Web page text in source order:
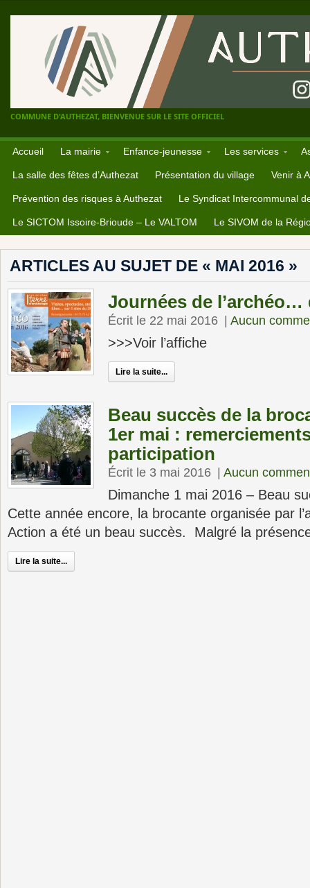
COMMUNE D'AUTHEZAT, BIENVENUE SUR LE SITE OFFICIEL
Accueil La mairie Enfance-jeunesse Les services
La salle des fêtes d’Authezat Présentation du village Venir à
Prévention des risques à Authezat Le Syndicat Intercommunal
Le SICTOM Issoire-Brioude – Le VALTOM Le SIVOM de la
ARTICLES AU SUJET DE « MAI 2016 »
Journées de l’archéo…
Écrit le 22 mai 2016 Aucun
>>>Voir l’affiche
Lire la suite...
Beau succès de la
1er mai :
participation
Écrit le 3 mai 2016 Aucun
Dimanche 1 mai 2016 – Beau
Cette année encore, la brocante organisée par
Action a été un beau succès. Malgré la
Lire la suite...